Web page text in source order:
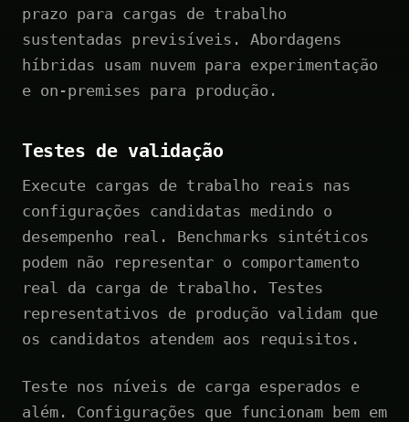
prazo para cargas de trabalho
sustentadas previsíveis. Abordagens
híbridas usam nuvem para experimentação
e on-premises para produção.
Testes de validação
Execute cargas de trabalho reais nas
configurações candidatas medindo o
desempenho real. Benchmarks sintéticos
podem não representar o comportamento
real da carga de trabalho. Testes
representativos de produção validam que
os candidatos atendem aos requisitos.
Teste nos níveis de carga esperados e
além. Configurações que funcionam bem em